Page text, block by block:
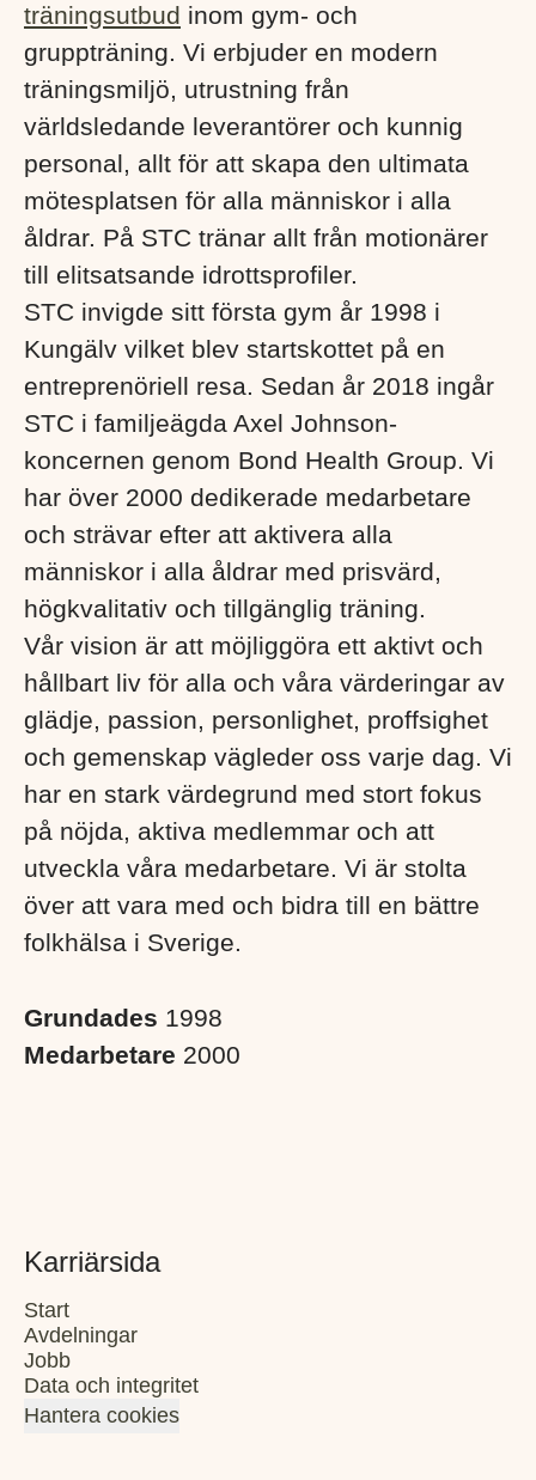
träningsutbud inom gym- och
gruppträning. Vi erbjuder en modern
träningsmiljö, utrustning från
världsledande leverantörer och kunnig
personal, allt för att skapa den ultimata
mötesplatsen för alla människor i alla
åldrar. På STC tränar allt från motionärer
till elitsatsande idrottsprofiler.
STC invigde sitt första gym år 1998 i
Kungälv vilket blev startskottet på en
entreprenöriell resa. Sedan år 2018 ingår
STC i familjeägda Axel Johnson-
koncernen genom Bond Health Group. Vi
har över 2000 dedikerade medarbetare
och strävar efter att aktivera alla
människor i alla åldrar med prisvärd,
högkvalitativ och tillgänglig träning.
Vår vision är att möjliggöra ett aktivt och
hållbart liv för alla och våra värderingar av
glädje, passion, personlighet, proffsighet
och gemenskap vägleder oss varje dag. Vi
har en stark värdegrund med stort fokus
på nöjda, aktiva medlemmar och att
utveckla våra medarbetare. Vi är stolta
över att vara med och bidra till en bättre
folkhälsa i Sverige. ​
Grundades 1998
Medarbetare 2000
Karriärsida
Start
Avdelningar
Jobb
Data och integritet
Hantera cookies